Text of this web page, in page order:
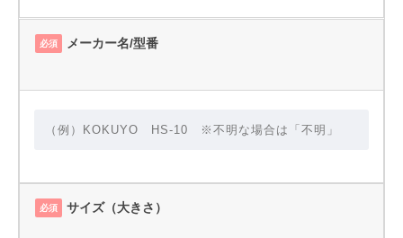
必須 メーカー名/型番
必須 サイズ（大きさ）